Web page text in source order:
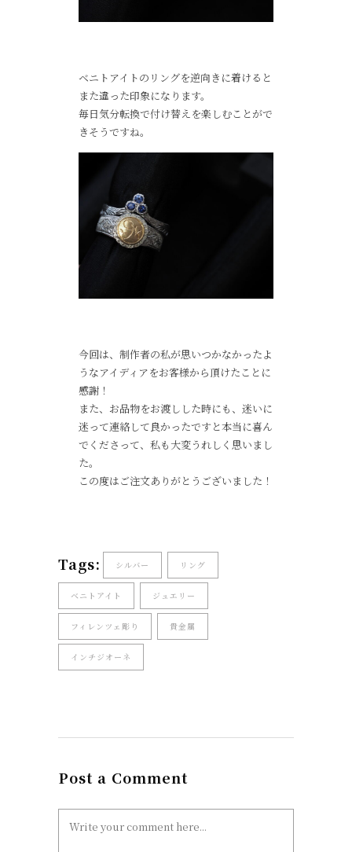
ベニトアイトのリングを逆向きに着けると
また違った印象になります。
毎日気分転換で付け替えを楽しむことがで
きそうですね。
今回は、制作者の私が思いつかなかったよ
うなアイディアをお客様から頂けたことに
感謝！
また、お品物をお渡しした時にも、迷いに
迷って連絡して良かったですと本当に喜ん
でくださって、私も大変うれしく思いまし
た。
この度はご注文ありがとうございました！
Tags: シルバー リング
ベニトアイト ジュエリー
フィレンツェ彫り 貴金属
インチジオーネ
Post a Comment